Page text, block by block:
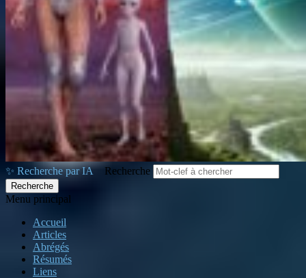
✨ Recherche par IA Recherche
Menu principal
Accueil
Articles
Abrégés
Résumés
Liens